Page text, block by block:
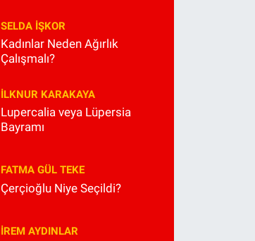
SELDA İŞKOR
Kadınlar Neden Ağırlık
Çalışmalı?
İLKNUR KARAKAYA
Lupercalia veya Lüpersia
Bayramı
FATMA GÜL TEKE
Çerçioğlu Niye Seçildi?
İREM AYDINLAR